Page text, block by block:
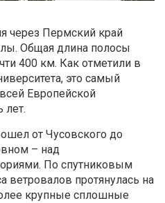
через Пермский край
Общая длина полосы
400 км. Как отметили в
это самый
Европейской
лет.
от Чусовского до
– над
По спутниковым
ветровалов протянулась на
крупные сплошные